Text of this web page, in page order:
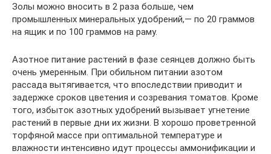
Золы можно вносить в 2 раза больше, чем
промышленных минеральных удобрений,— по 20 граммов
на ящик и по 100 граммов на раму.
Азотное питание растений в фазе сеянцев должно быть
очень умеренным. При обильном питании азотом
рассада вытягивается, что впоследствии приводит и
задержке сроков цветения и созревания томатов. Кроме
того, избыток азотных удобрений вызывает угнетение
растений в первые дни их жизни. В хорошо проветренной
торфяной массе при оптимальной температуре и
влажности интенсивно идут процессы аммонификации и